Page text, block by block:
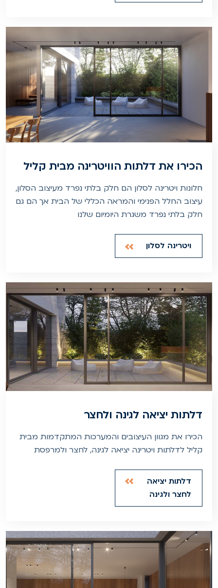
הכירו את דלתות הוויטרינה מבית קליל
חלונות ויטרינה לסלון הם חלק בלתי נפרד מעיצוב הסלון,
עיצוב החלל הפנימי והמראה הכללי של הבית אך הם גם
חלק בלתי נפרד משגרת היומיום שלנו
ויטרינה לסלון
דלתות יציאה לגינה ולחצר
הכירו את מגוון העיצובים והמערכות המתקדמות מבית
קליל לדלתות ויטרינה יציאה לגינה, לחצר ולמרפסת
דלתות יציאה
לחצר ולגינה